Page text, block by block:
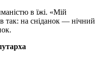
в їжі. «Мій
так: на сніданок — нічний